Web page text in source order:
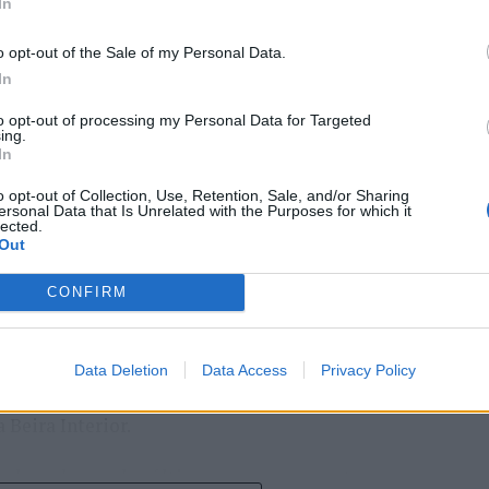
opt-out of the Sale of my Personal Data.
opt-out of processing my Personal Data for Targeted
opt-out of Collection, Use, Retention, Sale, and/or Sharing
Data that Is Unrelated with the Purposes for which it
CONFIRM
Data Deletion Data Access Privacy Policy
defende que a Beira Interior, localizada
período de “forte crescimento económico e
atualmente “condições para atrair novos
e consolidar um modelo de
na inovação e na valorização do território”.
no âmbito de mais uma edição da
16 e 26 de julho, na Covilhã, sendo considerada
Portugal. Com origens medievais e realizada
tradição, atividade económica, comércio,
empresarial, constituindo um dos principais
ao longo dos últimos anos representa o